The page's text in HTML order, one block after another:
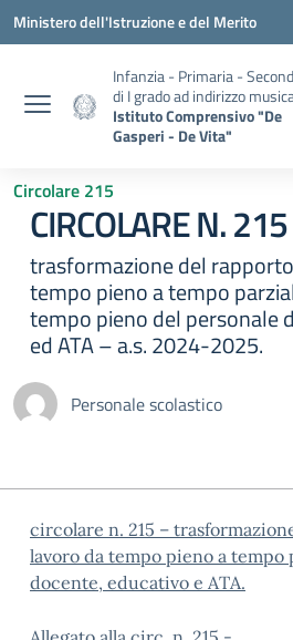
Vai ai contenuti
Vai al menu di navigazione
Vai al footer
Ministero dell'Istruzione e del Merito
Infanzia - Primaria -
di I grado ad indirizzo
Istituto Comprensivo "De
Gasperi - De Vita"
Circolare 215
CIRCOLARE N. 215
trasformazione del
tempo pieno a tempo
tempo pieno del personale
ed ATA – a.s. 2024-2025.
Personale scolastico
circolare n. 215 –
lavoro da tempo pieno a tempo
docente, educativo e ATA.